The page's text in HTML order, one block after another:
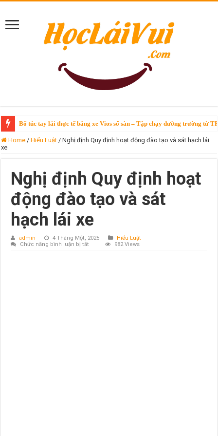
Bổ túc tay lái thực tế bằng xe Vios số sàn – Tập chạy đường trường từ
Home / Hiểu Luật / Nghị định Quy định hoạt động đào tạo và sát hạch lái
xe
Nghị định Quy định hoạt
động đào tạo và sát
hạch lái xe
admin 4 Tháng Một, 2025
Hiểu Luật
Chức năng bình luận bị tắt
982 Views